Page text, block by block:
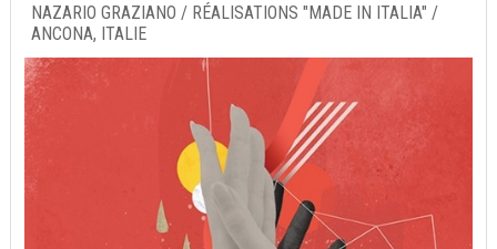
NAZARIO GRAZIANO / RÉALISATIONS "MADE IN ITALIA" /
ANCONA, ITALIE